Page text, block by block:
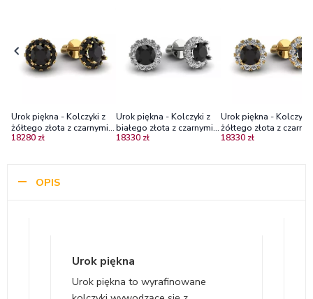
Urok piękna - Kolczyki z
żółtego złota z czarnymi
diamentami
18280 zł
Urok piękna - Kolczyki z
białego złota z czarnymi
diamentami i brylantami
18330 zł
Urok piękna - Kolczyki
żółtego złota z
brylantami i
18330 zł
OPIS
Urok piękna
Urok piękna to wyrafinowane